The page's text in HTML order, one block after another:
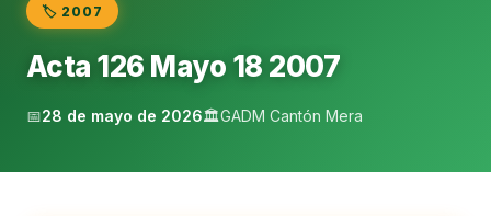
🏷️ 2007
Acta 126 Mayo 18 2007
📅28 de mayo de 2026🏛️GADM Cantón Mera